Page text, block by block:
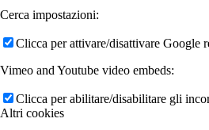
Cerca impostazioni:
Clicca per attivare/disattivare Google
Vimeo and Youtube video embeds:
Clicca per abilitare/disabilitare gli
Altri cookies